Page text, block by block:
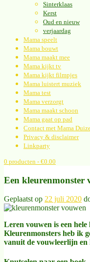
Sinterklaas
Kerst
Oud en nieuw
verjaardag
Mama speelt
Mama bouwt
Mama maakt mee
Mama kijkt tv
Mama kijkt filmpjes
Mama luistert muziek
Mama test
Mama verzorgt
Mama maakt schoon
Mama gaat op pad
Contact met Mama
Privacy & disclaimer
Linkparty
0 producten - €0.00
Een kleurenmonster
Geplaatst op 22 juli 2020
Leren vouwen is een
Kleurenmonsters heb ik
vanuit de vouwleerlijn